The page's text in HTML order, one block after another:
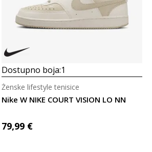
Dostupno boja:1
Nike W NIKE COURT VISION LO NN
Ženske lifestyle tenisice
79,99 €